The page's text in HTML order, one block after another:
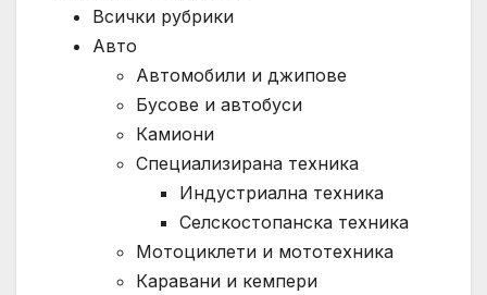
Всички рубрики
Авто
Автомобили и джипове
Бусове и автобуси
Камиони
Специализирана техника
Индустриална техника
Селскостопанска техника
Мотоциклети и мототехника
Каравани и кемпери